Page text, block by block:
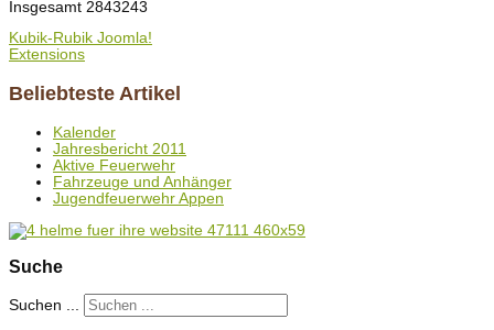
Insgesamt 2843243
Kubik-Rubik Joomla!
Extensions
Beliebteste Artikel
Kalender
Jahresbericht 2011
Aktive Feuerwehr
Fahrzeuge und Anhänger
Jugendfeuerwehr Appen
Suche
Suchen ...